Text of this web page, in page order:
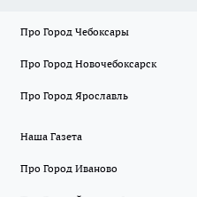
Про Город Чебоксары
Про Город Новочебоксарск
Про Город Ярославль
Наша Газета
Про Город Иваново